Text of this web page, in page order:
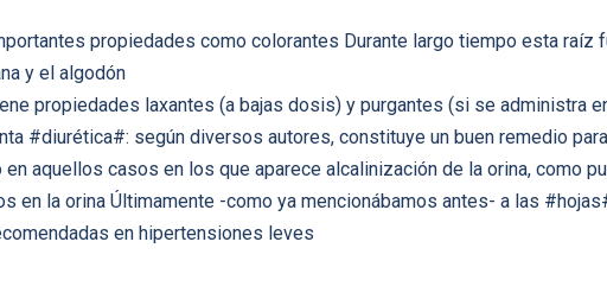
propiedades como colorantes Durante largo tiempo esta raíz
y el algodón
propiedades laxantes (a bajas dosis) y purgantes (si se administra
#diurética#: según diversos autores, constituye un buen remedio para
aquellos casos en los que aparece alcalinización de la orina, como
en la orina Últimamente -como ya mencionábamos antes- a las
en hipertensiones leves